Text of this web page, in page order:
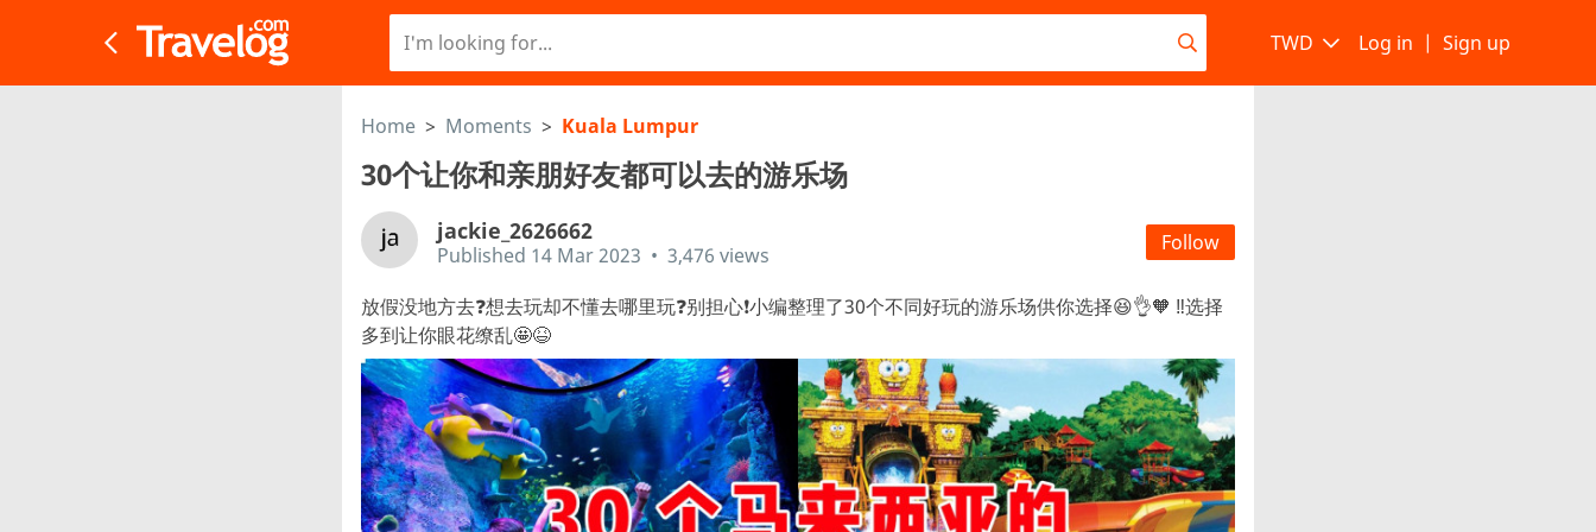
TWD Log in | Sign up
Home > Moments > Kuala Lumpur
30个让你和亲朋好友都可以去的游乐场
jackie_2626662
Published 14 Mar 2023 • 3,476 views Follow
放假没地方去❓想去玩却不懂去哪里玩❓别担心❗小编整理了30个不同好玩的游乐场供你选择😆👌🧡 ‼️选择
多到让你眼花缭乱🤩😆